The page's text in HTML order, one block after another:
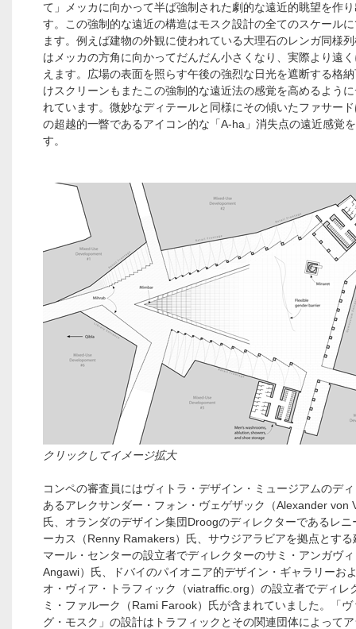
て」メッカに向かって半ば強制された劇的な遠近的眺望を作
す。この強制的な遠近の構造はモスク設計の全てのスケール
ます。例えば建物の外観に使われている大理石のレンガ同様
はメッカの方角に向かってだんだん小さくなり、実際より遠
えます。広場の表面を照らす午後の強烈な日光を遮断する格
けスクリーンもまたこの強制的な遠近法の感覚を高めるよう
れています。微妙なディテールと同様にその傾いたファサー
の超越的一瞥であるアイコン的な「A-ha」消失点の遠近感覚
す。
クリックしてイメージ拡大
コンペの審査員にはヴィトラ・デザイン・ミュージアムのデ
あるアレクサンダー・フォン・ヴェゲザック（Alexander von
氏、オランダのデザイン集団Droogのディレクターであるレニ
ーカス（Renny Ramakers）氏、サウジアラビアを拠点とする
マール・センターの設立者でディレクターのサミ・アンガヴ
Angawi）氏、ドバイのパイオニア的デザイン・ギャラリーお
オ・ヴィア・トラフィック（viatraffic.org）の設立者でディレ
ミ・ファルーク（Rami Farook）氏が含まれていました。「ヴ
グ・モスク」の設計はトラフィックとその関連団体によって